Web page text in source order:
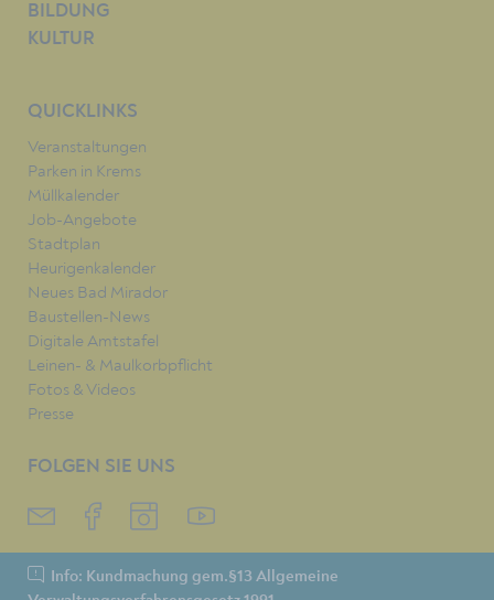
BILDUNG
KULTUR
QUICKLINKS
Veranstaltungen
Parken in Krems
Müllkalender
Job-Angebote
Stadtplan
Heurigenkalender
Neues Bad Mirador
Baustellen-News
Digitale Amtstafel
Leinen- & Maulkorbpflicht
Fotos & Videos
Presse
FOLGEN SIE UNS
Info: Kundmachung gem.§13 Allgemeine